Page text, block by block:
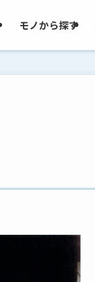
モノから探す